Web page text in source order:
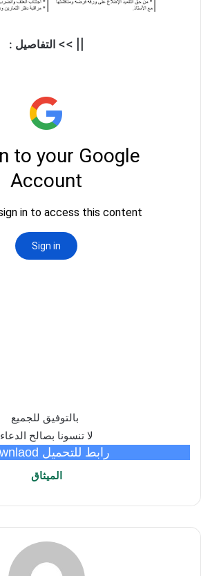
|| >> التفاصيل :
بالتوفيق للجميع
لا تنسونا بصالح الدعاء
رابط للتحميل Downlaod
الميثاق